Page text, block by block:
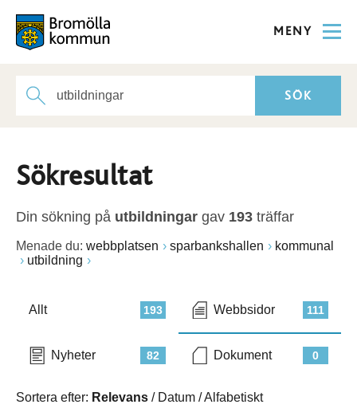
MENY
Sökresultat
Din sökning på utbildningar gav 193 träffar
Menade du: webbplatsen sparbankshallen
kommunal
utbildning
193
Allt 111
Webbsidor
82
Nyheter 0
Dokument
Sortera efter: Relevans / Datum /Alfabetiskt